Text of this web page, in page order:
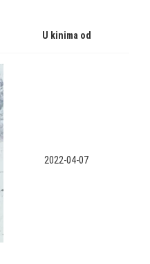
U kinima od
2022-04-07